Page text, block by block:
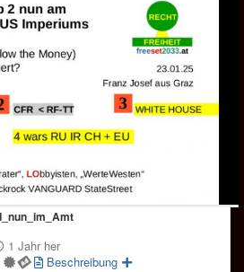
1 Jahr her
Beschreibung